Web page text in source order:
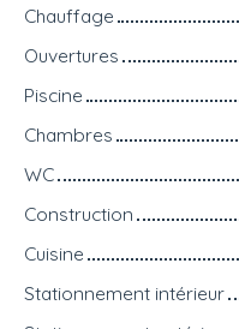
Chauffage
Ouvertures
Piscine
Chambres
WC
Construction
Cuisine
Stationnement intérieur